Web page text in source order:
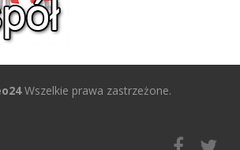
Wszelkie prawa zastrzeżone.